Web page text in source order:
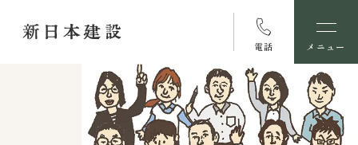
電話 メニュー